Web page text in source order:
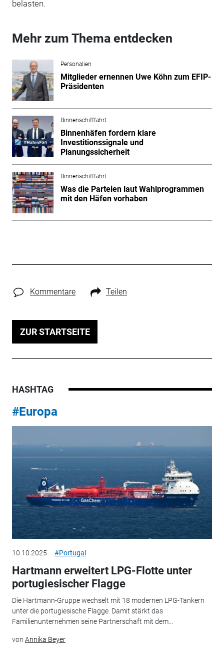
belasten.
Mehr zum Thema entdecken
Personalien
Mitglieder ernennen Uwe Köhn zum EFIP-
Präsidenten
Binnenschifffahrt
Binnenhäfen fordern klare
Investitionssignale und
Planungssicherheit
Binnenschifffahrt
Was die Parteien laut Wahlprogrammen
mit den Häfen vorhaben
Kommentare Teilen
ZUR STARTSEITE
HASHTAG
#Europa
10.10.2025 #Portugal
Hartmann erweitert LPG-Flotte unter
portugiesischer Flagge
Die Hartmann-Gruppe wechselt mit 18 modernen LPG-Tankern
unter die portugiesische Flagge. Damit stärkt das
Familienunternehmen seine Partnerschaft mit dem...
von Annika Beyer